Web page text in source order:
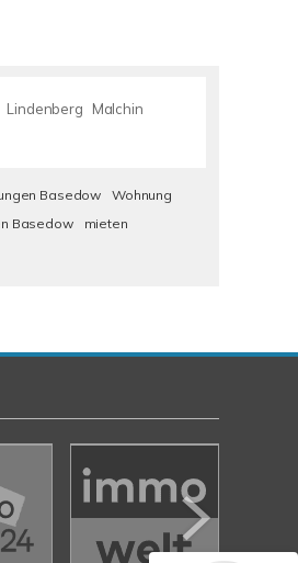
Lindenberg
Malchin
Basedow
Wohnung
Basedow
mieten
Kundenbewertungen und Erfahrungen zu
Nehls Immobilien